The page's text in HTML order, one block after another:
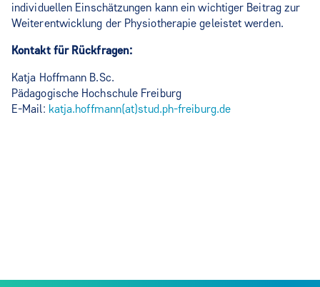
individuellen Einschätzungen kann ein wichtiger Beitrag zur
Weiterentwicklung der Physiotherapie geleistet werden.
Kontakt für Rückfragen:
Katja Hoffmann B.Sc.
Pädagogische Hochschule Freiburg
E-Mail: katja.hoffmann(at)stud.ph-freiburg.de